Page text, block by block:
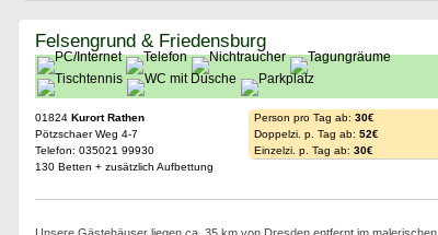
Felsengrund & Friedensburg
01824 Kurort Rathen
Pötzschaer Weg 4-7
Telefon: 035021 99930
130 Betten + zusätzlich Aufbettung
Person pro Tag ab: 30€
Doppelzi. p. Tag ab: 52€
Einzelzi. p. Tag ab: 30€